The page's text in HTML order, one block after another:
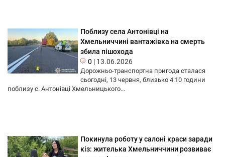
Поблизу села Антонівці на
Хмельниччині вантажівка на смерть
збила пішохода
0 | 13.06.2026
Дорожньо-транспортна пригода сталася
сьогодні, 13 червня, близько 4:10 години
поблизу с. Антонівці Хмельницького...
Покинула роботу у салоні краси заради
кіз: жителька Хмельниччини розвиває